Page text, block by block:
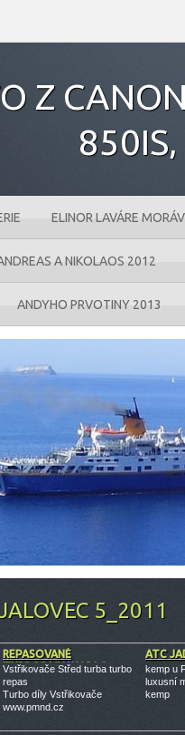
Z
ELINOR LAVÁRE
A NIKOLAOS 2012
ANDYHO PRVOTINY 2013
5_2011
REPASOVANÉ
TURBODMYCHADLO
Vstřikovače Střed turba turbo
repas
Turbo díly Vstřikovače
www.pmnd.cz
ATC
kemp u
luxusní
kemp